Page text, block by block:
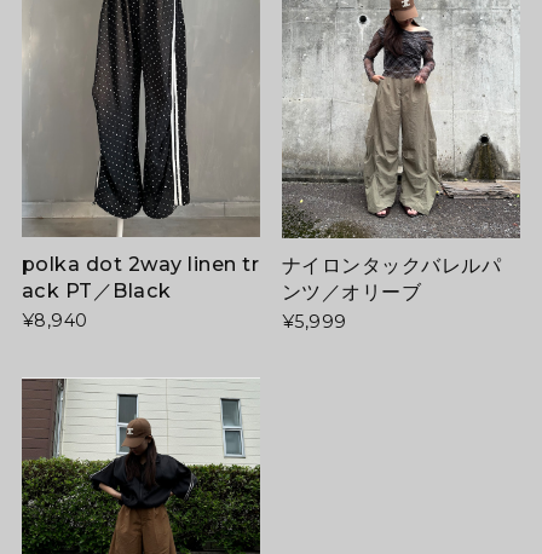
polka dot 2way linen tr
ack PT／Black
¥8,940
ナイロンタックバレルパ
ンツ／オリーブ
¥5,999